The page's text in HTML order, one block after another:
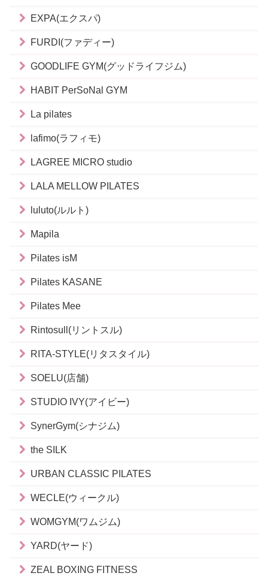
EXPA(エクスパ)
FURDI(ファディー)
GOODLIFE GYM(グッドライフジム)
HABIT PerSoNal GYM
La pilates
lafimo(ラフィモ)
LAGREE MICRO studio
LALA MELLOW PILATES
luluto(ルルト)
Mapila
Pilates isM
Pilates KASANE
Pilates Mee
Rintosull(リントスル)
RITA-STYLE(リタスタイル)
SOELU(店舗)
STUDIO IVY(アイビー)
SynerGym(シナジム)
the SILK
URBAN CLASSIC PILATES
WECLE(ウィークル)
WOMGYM(ワムジム)
YARD(ヤード)
ZEAL BOXING FITNESS